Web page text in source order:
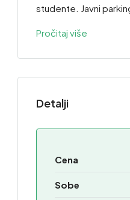
studente. Javni
Pročitaj više
Detalji
Cena
Sobe